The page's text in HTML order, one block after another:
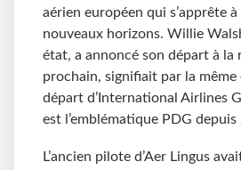
aérien européen qui s’apprête
nouveaux horizons. Willie
état, a annoncé son départ à la
prochain, signifiait par la même
départ d’International Airlines
est l’emblématique PDG depuis
L’ancien pilote d’Aer Lingus